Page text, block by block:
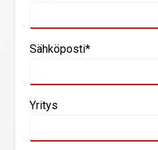
Sähköposti*
Yritys